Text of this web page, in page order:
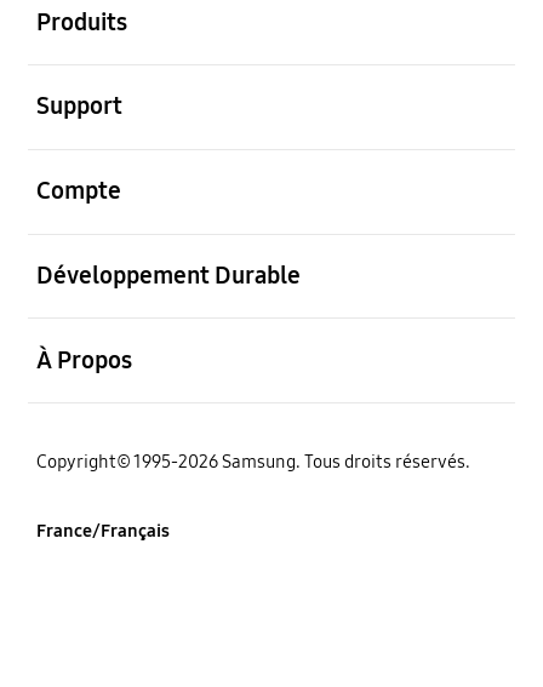
Produits
Support
Compte
Développement Durable
À Propos
‌Copyright© 1995-2026 Samsung. Tous droits réservés.
France/Français